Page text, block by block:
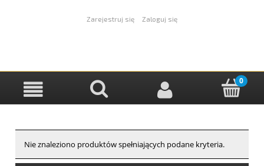
Zarejestruj się Zaloguj się
Nie znaleziono produktów spełniających podane kryteria.